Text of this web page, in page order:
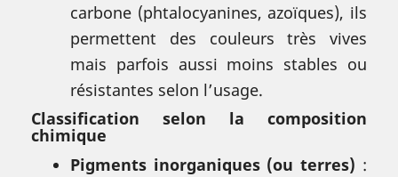
carbone (phtalocyanines, azoïques), ils
permettent des couleurs très vives
mais parfois aussi moins stables ou
résistantes selon l’usage.
Classification selon la composition
chimique
Pigments inorganiques (ou terres) :